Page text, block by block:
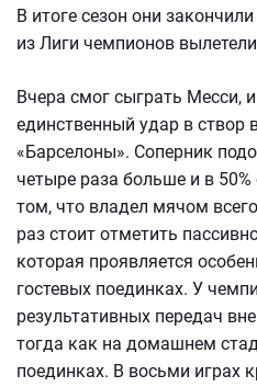
В итоге сезон они
из Лиги чемпионов
Вчера смог сыграть Месси,
единственный удар в створ
«Барселоны». Соперник
четыре раза больше и в
том, что владел мячом
раз стоит отметить
которая проявляется
гостевых поединках. У
результативных передач
тогда как на домашнем
поединках. В восьми играх